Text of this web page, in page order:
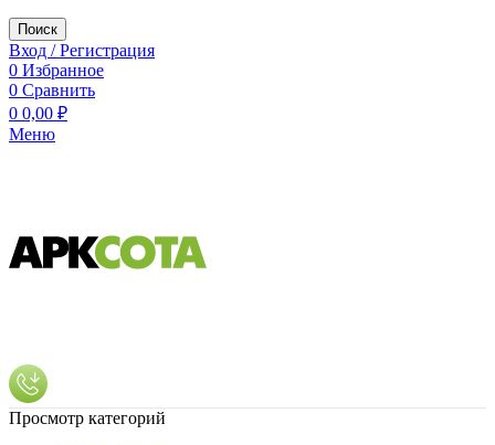
Поиск
Вход / Регистрация
0 Избранное
0 Сравнить
0 0,00 ₽
Меню
Просмотр категорий